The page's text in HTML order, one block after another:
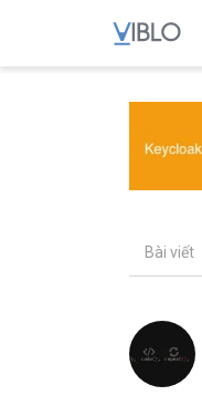
Bài viết